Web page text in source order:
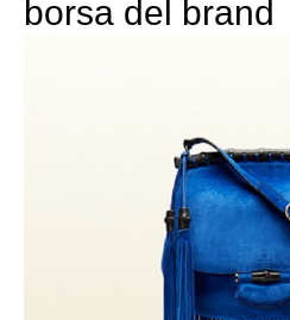
borsa del brand